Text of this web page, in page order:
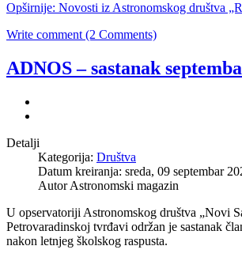
Opširnije: Novosti iz Astronomskog društva
Write comment (2 Comments)
ADNOS – sastanak
Detalji
Kategorija: Društva
Datum kreiranja: sreda, 09 septembar
Autor Astronomski magazin
U opservatoriji Astronomskog društva „Novi
Petrovaradinskoj tvrđavi održan je sastanak
nakon letnjeg školskog raspusta.